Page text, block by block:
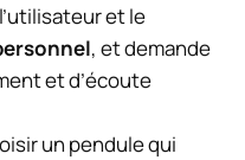
et le
, et demande
et d’écoute
un pendule qui